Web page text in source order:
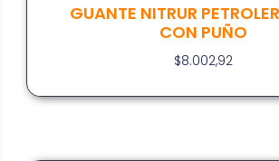
GUANTE NITRUR
CON PUÑO
$8.002,92